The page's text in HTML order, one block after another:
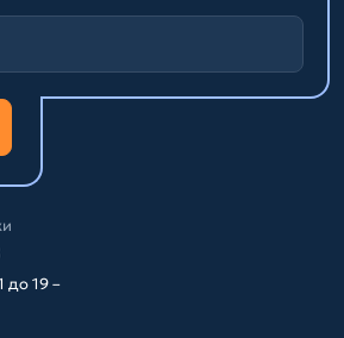
до 19 –